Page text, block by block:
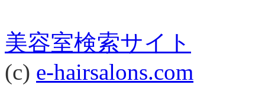
美容室検索サイト
(c) e-hairsalons.com